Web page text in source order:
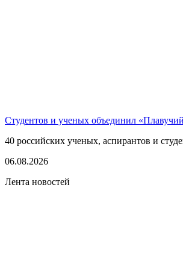
Студентов и ученых объединил
40 российских ученых, аспирантов и
06.08.2026
Лента новостей